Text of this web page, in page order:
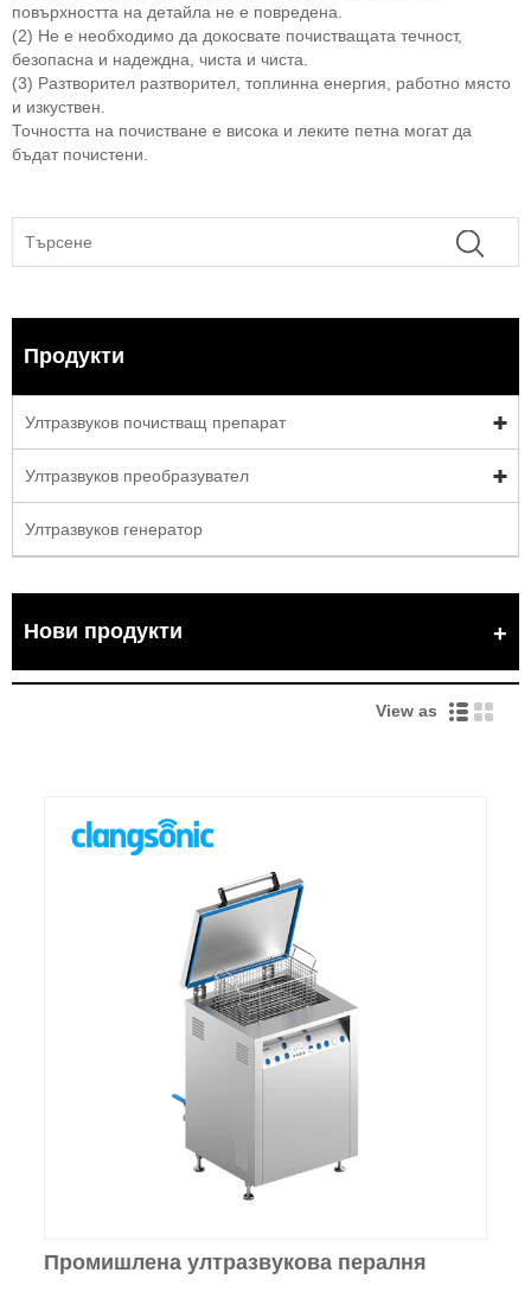
повърхността на детайла не е повредена.
(2) Не е необходимо да докосвате почистващата течност,
безопасна и надеждна, чиста и чиста.
(3) Разтворител разтворител, топлинна енергия, работно място
и изкуствен.
Точността на почистване е висока и леките петна могат да
бъдат почистени.
Продукти
Ултразвуков почистващ препарат
Ултразвуков преобразувател
Ултразвуков генератор
Нови продукти
View as
Промишлена ултразвукова пералня